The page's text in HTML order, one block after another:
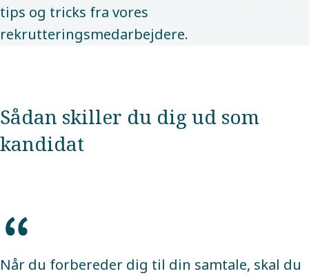
tips og tricks fra vores
rekrutteringsmedarbejdere.
Sådan skiller du dig ud som
kandidat
Når du forbereder dig til din samtale, skal du